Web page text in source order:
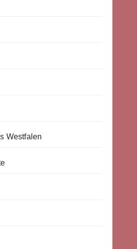
Westfalen